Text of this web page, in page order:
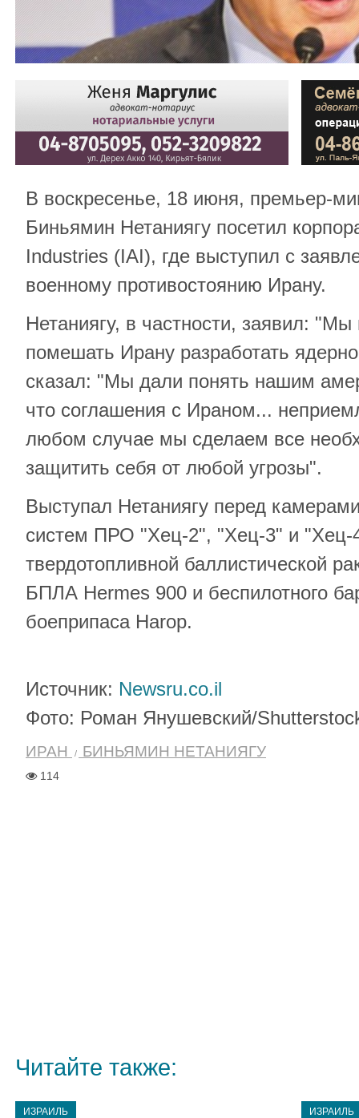
В воскресенье, 18 июня, премьер-
Биньямин Нетаниягу посетил
Industries (IAI), где выступил с
военному противостоянию Ирану.
Нетаниягу, в частности, заявил:
помешать Ирану разработать
сказал: "Мы дали понять нашим
что соглашения с Ираном...
любом случае мы сделаем все
защитить себя от любой угрозы".
Выступал Нетаниягу перед
систем ПРО "Хец-2", "Хец-3" и "Хец-
твердотопливной баллистической
БПЛА Hermes 900 и беспилотного
боеприпаса Harop.
Источник: Newsru.co.il
Фото: Роман Янушевский/
ИРАН БИНЬЯМИН НЕТАНИЯГУ
114
Читайте также:
ИЗРАИЛЬ ИЗРАИЛЬ